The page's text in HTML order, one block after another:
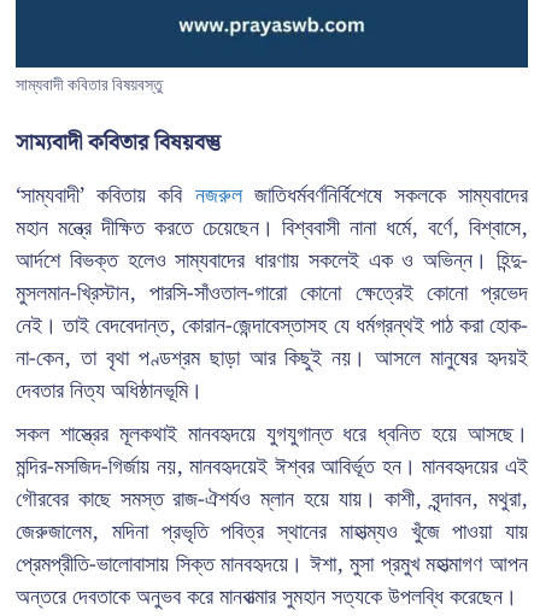
সাম্যবাদী কবিতার বিষয়বস্তু
সাম্যবাদী কবিতার বিষয়বস্তু
‘সাম্যবাদী’ কবিতায় কবি নজরুলজাতিধর্মবর্ণনির্বিশেষে সকলকে সাম্যবাদের
মহান মন্ত্রে দীক্ষিত করতে চেয়েছেন। বিশ্ববাসী নানা ধর্মে, বর্ণে, বিশ্বাসে,
আর্দশে বিভক্ত হলেও সাম্যবাদের ধারণায় সকলেই এক ও অভিন্ন। হিন্দু-
মুসলমান-খ্রিস্টান, পারসি-সাঁওতাল-গারো কোনো ক্ষেত্রেই কোনো প্রভেদ
নেই। তাই বেদবেদান্ত, কোরান-জেন্দাবেস্তাসহ যে ধর্মগ্রন্থই পাঠ করা হোক-
না-কেন, তা বৃথা পণ্ডশ্রম ছাড়া আর কিছুই নয়। আসলে মানুষের হৃদয়ই
দেবতার নিত্য অধিষ্ঠানভূমি।
সকল শাস্ত্রের মূলকথাই মানবহৃদয়ে যুগযুগান্ত ধরে ধ্বনিত হয়ে আসছে।
মন্দির-মসজিদ-গির্জায় নয়, মানবহৃদয়েই ঈশ্বর আবির্ভূত হন। মানবহৃদয়ের এই
গৌরবের কাছে সমস্ত রাজ-ঐশর্যও ম্লান হয়ে যায়। কাশী, বৃন্দাবন, মথুরা,
জেরুজালেম, মদিনা প্রভৃতি পবিত্র স্থানের মাহাত্ম্যও খুঁজে পাওয়া যায়
প্রেমপ্রীতি-ভালোবাসায় সিক্ত মানবহৃদয়ে। ঈশা, মুসা প্রমুখ মহাত্মাগণ আপন
অন্তরে দেবতাকে অনুভব করে মানবাত্মার সুমহান সত্যকে উপলব্ধি করেছেন।